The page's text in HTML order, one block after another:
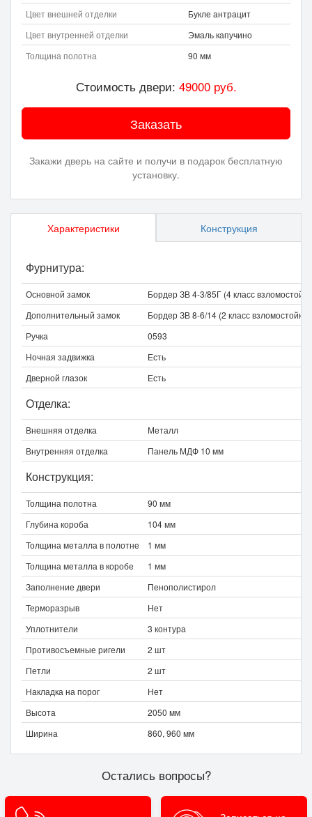
Цвет внешней отделки
Букле антрацит
Цвет внутренней отделки
Эмаль капучино
Толщина полотна
90 мм
Стоимость двери: 49000руб.
Заказать
Закажи дверь на сайте и получи в подарок бесплатную
установку.
Характеристики Конструкция
Фурнитура:
Основной замок
Бордер ЗВ 4-3/85Г (4 класс
Дополнительный замок
Бордер ЗВ 8-6/14 (2 класс
Ручка
0593
Ночная задвижка
Есть
Дверной глазок
Есть
Отделка:
Внешняя отделка
Металл
Внутренняя отделка
Панель МДФ 10 мм
Конструкция:
Толщина полотна
90 мм
Глубина короба
104 мм
Толщина металла в полотне
1 мм
Толщина металла в коробе
1 мм
Заполнение двери
Пенополистирол
Терморазрыв
Нет
Уплотнители
3 контура
Противосъемные ригели
2 шт
Петли
2 шт
Накладка на порог
Нет
Высота
2050 мм
Ширина
860, 960 мм
Остались вопросы?